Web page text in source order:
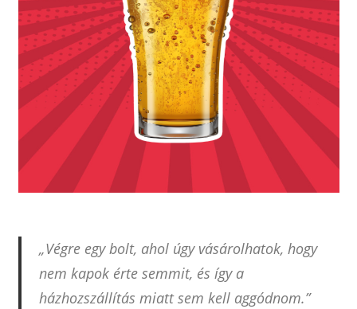
„Végre egy bolt, ahol úgy vásárolhatok, hogy
nem kapok érte semmit, és így a
házhozszállítás miatt sem kell aggódnom.”